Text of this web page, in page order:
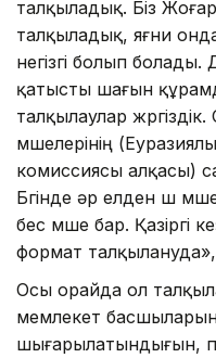
талқыладық. Біз
талқыладық, яғни
негізгі болып болады.
қатысты шағын
талқылаулар
мүшелерінің
комиссиясы алқасы)
Бүгінде әр елден үш
бес мүше бар. Қазіргі
формат
Осы орайда ол
мемлекет
шығарылатындығын,